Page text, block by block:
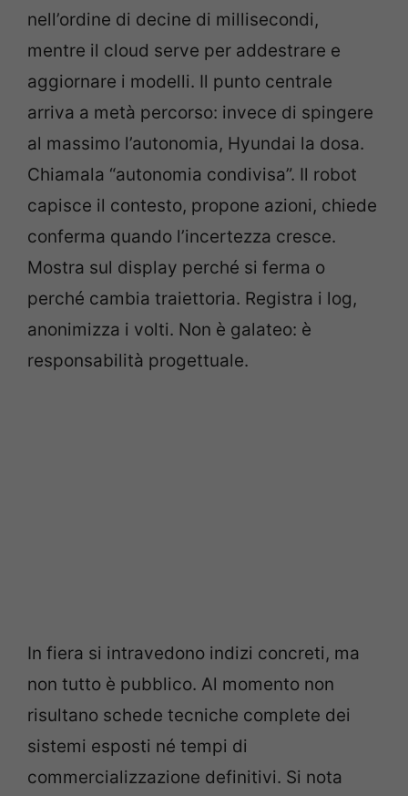
nell’ordine di decine di millisecondi,
mentre il cloud serve per addestrare e
aggiornare i modelli. Il punto centrale
arriva a metà percorso: invece di spingere
al massimo l’autonomia, Hyundai la dosa.
Chiamala “autonomia condivisa”. Il robot
capisce il contesto, propone azioni, chiede
conferma quando l’incertezza cresce.
Mostra sul display perché si ferma o
perché cambia traiettoria. Registra i log,
anonimizza i volti. Non è galateo: è
responsabilità progettuale.
In fiera si intravedono indizi concreti, ma
non tutto è pubblico. Al momento non
risultano schede tecniche complete dei
sistemi esposti né tempi di
commercializzazione definitivi. Si nota